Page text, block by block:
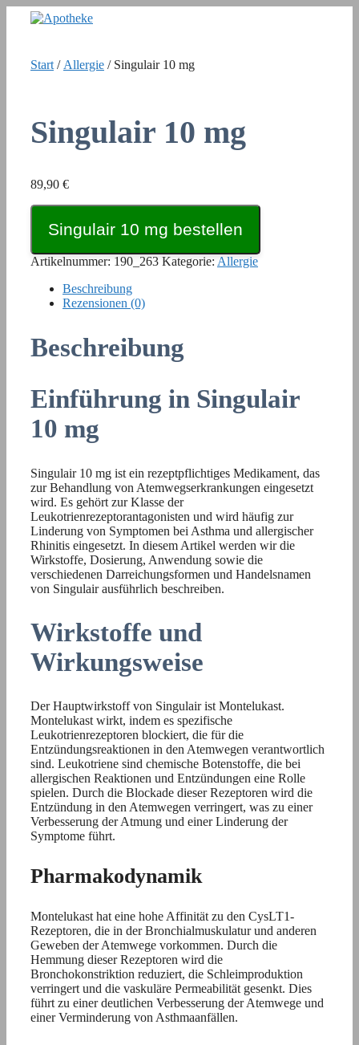
Inhalt
Start / Allergie / Singulair 10 mg
Singulair 10 mg
89,90 €
Singulair 10 mg bestellen
Artikelnummer: 190_263 Kategorie: Allergie
Beschreibung
Rezensionen (0)
Beschreibung
Einführung in Singulair
10 mg
Singulair 10 mg ist ein rezeptpflichtiges Medikament, das
zur Behandlung von Atemwegserkrankungen eingesetzt
wird. Es gehört zur Klasse der
Leukotrienrezeptorantagonisten und wird häufig zur
Linderung von Symptomen bei Asthma und allergischer
Rhinitis eingesetzt. In diesem Artikel werden wir die
Wirkstoffe, Dosierung, Anwendung sowie die
verschiedenen Darreichungsformen und Handelsnamen
von Singulair ausführlich beschreiben.
Wirkstoffe und
Wirkungsweise
Der Hauptwirkstoff von Singulair ist Montelukast.
Montelukast wirkt, indem es spezifische
Leukotrienrezeptoren blockiert, die für die
Entzündungsreaktionen in den Atemwegen verantwortlich
sind. Leukotriene sind chemische Botenstoffe, die bei
allergischen Reaktionen und Entzündungen eine Rolle
spielen. Durch die Blockade dieser Rezeptoren wird die
Entzündung in den Atemwegen verringert, was zu einer
Verbesserung der Atmung und einer Linderung der
Symptome führt.
Pharmakodynamik
Montelukast hat eine hohe Affinität zu den CysLT1-
Rezeptoren, die in der Bronchialmuskulatur und anderen
Geweben der Atemwege vorkommen. Durch die
Hemmung dieser Rezeptoren wird die
Bronchokonstriktion reduziert, die Schleimproduktion
verringert und die vaskuläre Permeabilität gesenkt. Dies
führt zu einer deutlichen Verbesserung der Atemwege und
einer Verminderung von Asthmaanfällen.